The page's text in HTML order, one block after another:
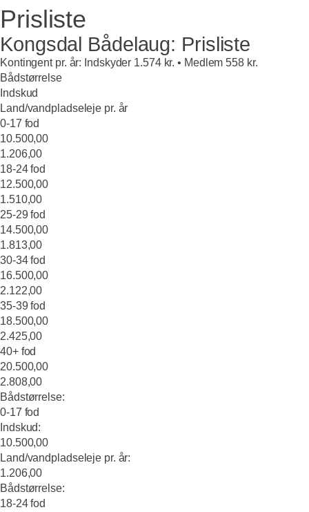
Prisliste
Kongsdal Bådelaug: Prisliste
Kontingent pr. år: Indskyder 1.574 kr. • Medlem 558 kr.
Bådstørrelse
Indskud
Land/vandpladseleje pr. år
0-17 fod
10.500,00
1.206,00
18-24 fod
12.500,00
1.510,00
25-29 fod
14.500,00
1.813,00
30-34 fod
16.500,00
2.122,00
35-39 fod
18.500,00
2.425,00
40+ fod
20.500,00
2.808,00
Bådstørrelse:
0-17 fod
Indskud:
10.500,00
Land/vandpladseleje pr. år:
1.206,00
Bådstørrelse:
18-24 fod